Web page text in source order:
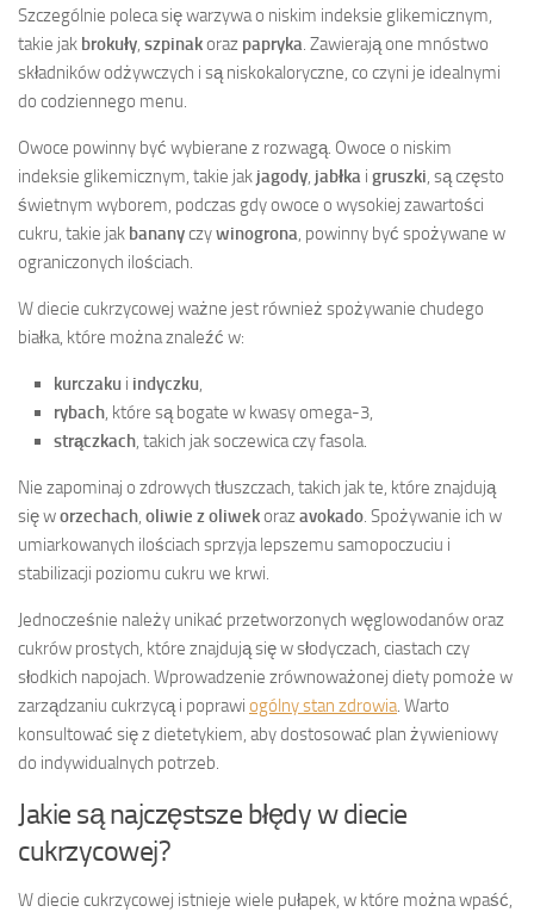
Szczególnie poleca się warzywa o niskim indeksie glikemicznym,
takie jak brokuły, szpinakoraz papryka. Zawierają one mnóstwo
składników odżywczych i są niskokaloryczne, co czyni je idealnymi
do codziennego menu.
Owoce powinny być wybierane z rozwagą. Owoce o niskim
indeksie glikemicznym, takie jak jagody, jabłka i gruszki, są często
świetnym wyborem, podczas gdy owoce o wysokiej zawartości
cukru, takie jak bananyczywinogrona, powinny być spożywane w
ograniczonych ilościach.
W diecie cukrzycowej ważne jest również spożywanie chudego
białka, które można znaleźć w:
kurczaku i indyczku,
rybach, które są bogate w kwasy omega-3,
strączkach, takich jak soczewica czy fasola.
Nie zapominaj o zdrowych tłuszczach, takich jak te, które znajdują
się worzechach, oliwie z oliwekorazavokado. Spożywanie ich w
umiarkowanych ilościach sprzyja lepszemu samopoczuciu i
stabilizacji poziomu cukru we krwi.
Jednocześnie należy unikać przetworzonych węglowodanów oraz
cukrów prostych, które znajdują się w słodyczach, ciastach czy
słodkich napojach. Wprowadzenie zrównoważonej diety pomoże w
zarządzaniu cukrzycą i poprawi ogólny stan zdrowia. Warto
konsultować się z dietetykiem, aby dostosować plan żywieniowy
do indywidualnych potrzeb.
Jakie są najczęstsze błędy w diecie
cukrzycowej?
W diecie cukrzycowej istnieje wiele pułapek, w które można wpaść,